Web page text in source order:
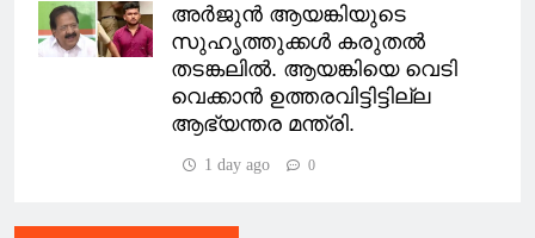
അ‍ർജുൻ ആയങ്കിയുടെ
സുഹൃത്തുക്കൾ കരുതൽ
തടങ്കലിൽ. ആയങ്കിയെ വെടി
വെക്കാൻ ഉത്തരവിട്ടിട്ടില്ല
ആഭ്യന്തര മന്ത്രി.
1 day ago 0